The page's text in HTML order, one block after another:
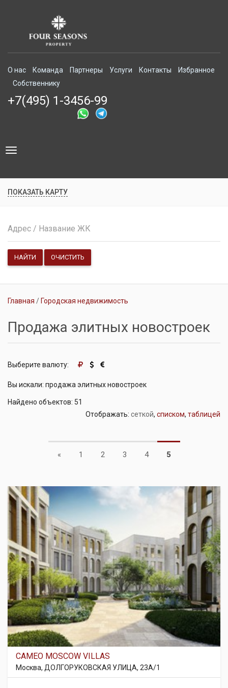
О нас Команда Партнеры Услуги Контакты
Избранное
Собственнику
+7(495) 1-3456-99
Toggle
ПОКАЗАТЬ КАРТУ
НАЙТИ ОЧИСТИТЬ
Главная Городская недвижимость
Продажа элитных новостроек
Выберите валюту:
Вы искали: продажа элитных новостроек
Найдено объектов: 51
Отображать: сеткой, списком, таблицей
«Previous
1 2 3 4 5
CAMEO MOSCOW VILLAS
Москва, ДОЛГОРУКОВСКАЯ УЛИЦА, 23А/1